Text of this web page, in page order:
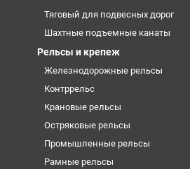
Тяговый для подвесных дорог
Шахтные подъемные канаты
Рельсы и крепеж
Железнодорожные рельсы
Контррельс
Крановые рельсы
Остряковые рельсы
Промышленные рельсы
Рамные рельсы